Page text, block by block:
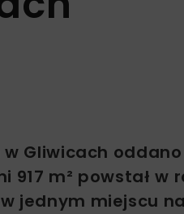
w Gliwicach
917 m² powstał
jednym miejscu